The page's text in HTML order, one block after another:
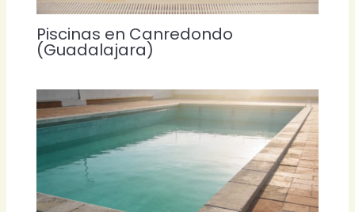
Piscinas en Canredondo
(Guadalajara)